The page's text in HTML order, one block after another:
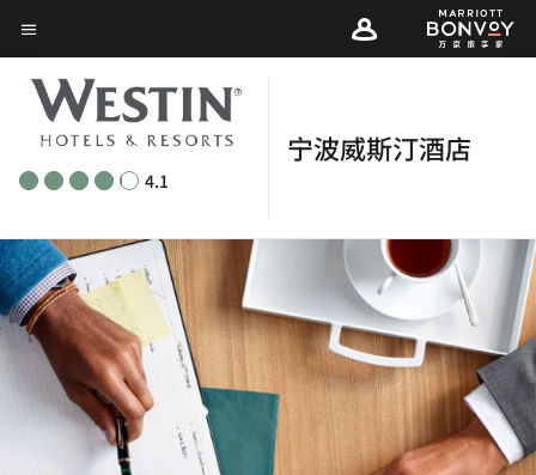
Skip
to
main
content
菜单文本
4.1
宁波威斯汀酒店